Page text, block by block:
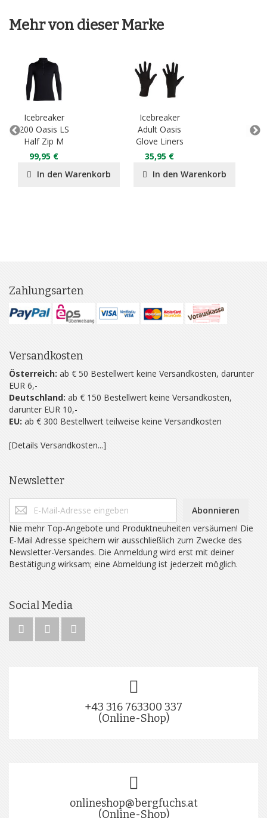
Mehr von dieser Marke
Icebreaker
200 Oasis LS
Half Zip M
99,95 €
In den Warenkorb
Icebreaker
Adult Oasis
Glove Liners
35,95 €
In den Warenkorb
Zahlungsarten
Versandkosten
Österreich: ab € 50 Bestellwert keine Versandkosten, darunter
EUR 6,-
Deutschland: ab € 150 Bestellwert keine Versandkosten,
darunter EUR 10,-
EU: ab € 300 Bestellwert teilweise keine Versandkosten
[Details Versandkosten...]
Newsletter
Abonnieren
Nie mehr Top-Angebote und Produktneuheiten versäumen! Die
E-Mail Adresse speichern wir ausschließlich zum Zwecke des
Newsletter-Versandes. Die Anmeldung wird erst mit deiner
Bestätigung wirksam; eine Abmeldung ist jederzeit möglich.
Social Media
+43 316 763300 337
(Online-Shop)
onlineshop@bergfuchs.at
(Online-Shop)